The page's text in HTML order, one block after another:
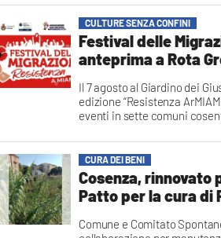
Redazione
CULTURE SENZA CONFINI
Festival delle
anteprima a Rota
Il 7 agosto al Giardino dei
edizione “Resistenza
eventi in sette comuni
CURA DEI BENI
Cosenza, rinnovato
Patto per la cura di
Comune e Comitato